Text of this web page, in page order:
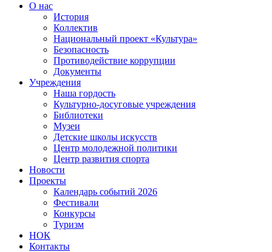
О нас
История
Коллектив
Национальный проект «Культура»
Безопасность
Противодействие коррупции
Документы
Учреждения
Наша гордость
Культурно-досуговые учреждения
Библиотеки
Музеи
Детские школы искусств
Центр молодежной политики
Центр развития спорта
Новости
Проекты
Календарь событий 2026
Фестивали
Конкурсы
Туризм
НОК
Контакты